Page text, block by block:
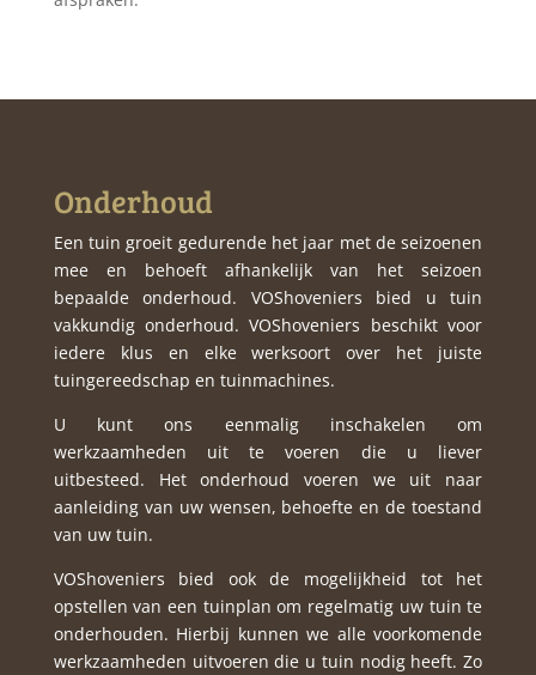
Onderhoud
Een tuin groeit gedurende het jaar met de seizoenen
mee en behoeft afhankelijk van het seizoen
bepaalde onderhoud. VOShoveniers bied u tuin
vakkundig onderhoud. VOShoveniers beschikt voor
iedere klus en elke werksoort over het juiste
tuingereedschap en tuinmachines.
U kunt ons eenmalig inschakelen om
werkzaamheden uit te voeren die u liever
uitbesteed. Het onderhoud voeren we uit naar
aanleiding van uw wensen, behoefte en de toestand
van uw tuin.
VOShoveniers bied ook de mogelijkheid tot het
opstellen van een tuinplan om regelmatig uw tuin te
onderhouden. Hierbij kunnen we alle voorkomende
werkzaamheden uitvoeren die u tuin nodig heeft. Zo